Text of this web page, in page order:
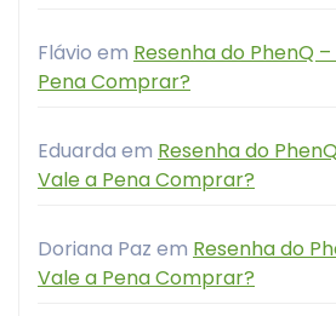
Flávio em Resenha do PhenQ
Pena Comprar?
Eduarda em Resenha do
Vale a Pena Comprar?
Doriana Paz em Resenha do
Vale a Pena Comprar?